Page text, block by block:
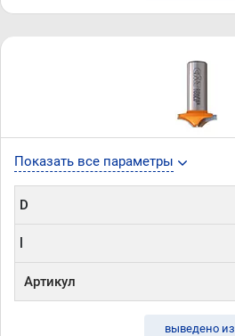
Показать все параметры
D
Артикул
выведено из